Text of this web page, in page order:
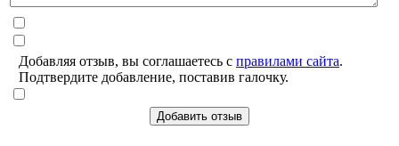
Добавляя отзыв, вы соглашаетесь с правилами сайта.
Подтвердите добавление, поставив галочку.
Добавить отзыв